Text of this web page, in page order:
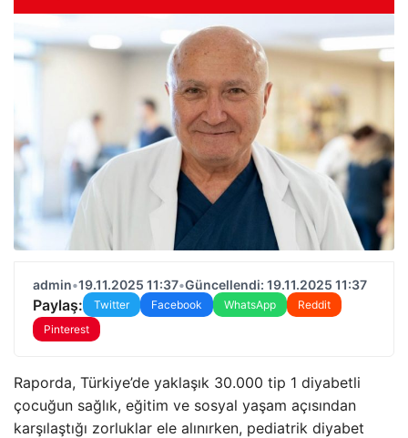
admin•19.11.2025 11:37•Güncellendi: 19.11.2025 11:37
Paylaş: Twitter Facebook WhatsApp
Reddit
Pinterest
Raporda, Türkiye’de yaklaşık 30.000 tip 1 diyabetli
çocuğun sağlık, eğitim ve sosyal yaşam açısından
karşılaştığı zorluklar ele alınırken, pediatrik diyabet